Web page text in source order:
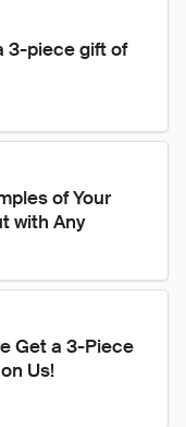
3-piece gift of
of Your
with Any
Get a 3-Piece
Us!